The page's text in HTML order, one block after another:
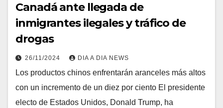
Canadá ante llegada de
inmigrantes ilegales y tráfico de
drogas
26/11/2024 DIA A DIA NEWS
Los productos chinos enfrentarán aranceles más altos
con un incremento de un diez por ciento El presidente
electo de Estados Unidos, Donald Trump, ha